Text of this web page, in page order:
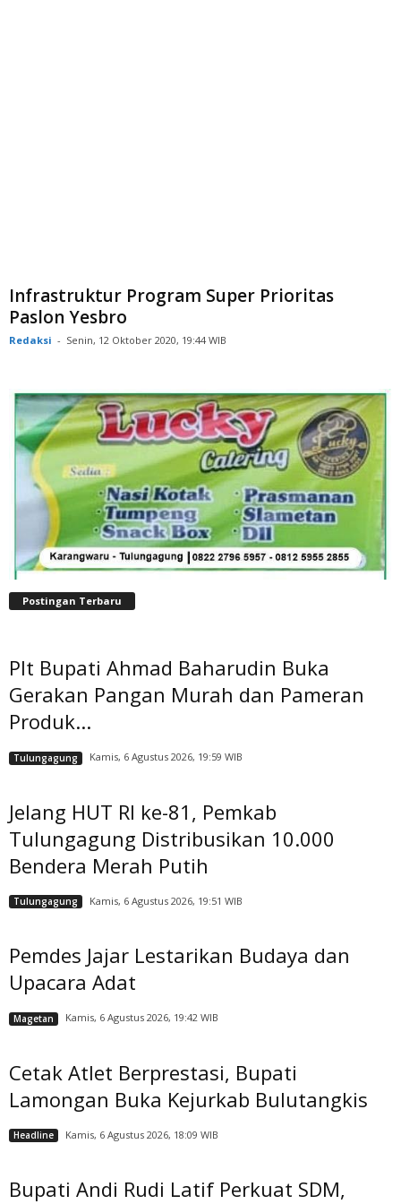
Infrastruktur Program Super Prioritas
Paslon Yesbro
Redaksi - Senin, 12 Oktober 2020, 19:44 WIB
Postingan Terbaru
Plt Bupati Ahmad Baharudin Buka
Gerakan Pangan Murah dan Pameran
Produk...
Tulungagung Kamis, 6 Agustus 2026, 19:59 WIB
Jelang HUT RI ke-81, Pemkab
Tulungagung Distribusikan 10.000
Bendera Merah Putih
Tulungagung Kamis, 6 Agustus 2026, 19:51 WIB
Pemdes Jajar Lestarikan Budaya dan
Upacara Adat
Magetan Kamis, 6 Agustus 2026, 19:42 WIB
Cetak Atlet Berprestasi, Bupati
Lamongan Buka Kejurkab Bulutangkis
Headline Kamis, 6 Agustus 2026, 18:09 WIB
Bupati Andi Rudi Latif Perkuat SDM,